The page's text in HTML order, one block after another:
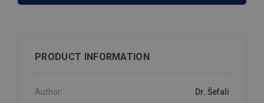
PRODUCT INFORMATION
Author: Dr. Šefali